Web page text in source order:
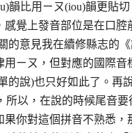
韻比用ㄧㄡ(iou)韻更貼
感覺上發音部位是在口
的意見我在續修縣志的
ㄧㄡ，但對應的國際
的說)也只好如此了。再
所以，在說的時候尾音
你對這個拼音不熟悉，